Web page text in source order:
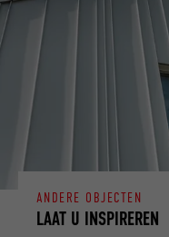
LAAT U INSPIREREN
ANDERE OBJECTEN